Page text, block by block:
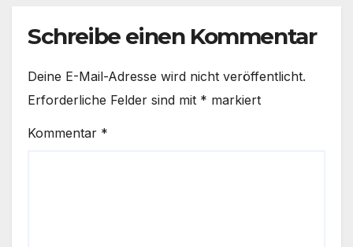
Schreibe einen Kommentar
Deine E-Mail-Adresse wird nicht veröffentlicht.
Erforderliche Felder sind mit * markiert
Kommentar *